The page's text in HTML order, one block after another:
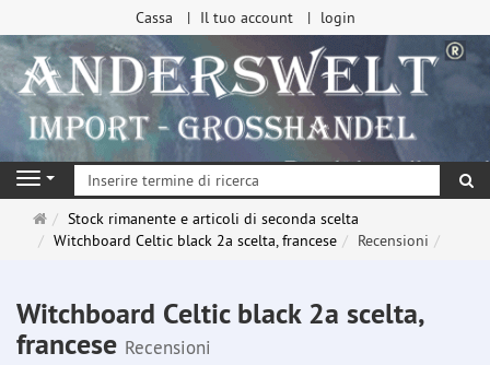
Cassa Il tuo account login
Navigation
Pagina
principale
Stock rimanente e articoli di seconda scelta
Witchboard Celtic black 2a scelta, francese
Recensioni
Witchboard Celtic black 2a scelta,
francese Recensioni